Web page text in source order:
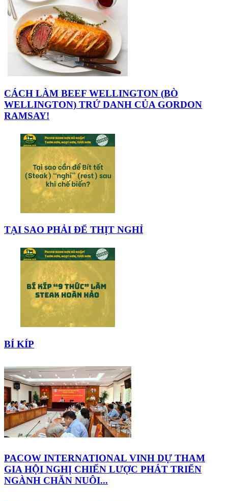
CÁCH LÀM BEEF WELLINGTON (BÒ
WELLINGTON) TRỨ DANH CỦA GORDON
RAMSAY!
TẠI SAO PHẢI ĐỂ THỊT NGHỈ
BÍ KÍP
PACOW INTERNATIONAL VINH DỰ THAM
GIA HỘI NGHỊ CHIẾN LƯỢC PHÁT TRIỂN
NGÀNH CHĂN NUÔI...